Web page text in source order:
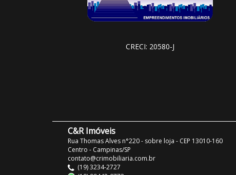
CRECI: 20580-J
C&R Imóveis
Rua Thomas Alves n°220 - sobre loja - CEP 13010-160
Centro - Campinas/SP
contato@crimobiliaria.com.br
(19) 3234-2727